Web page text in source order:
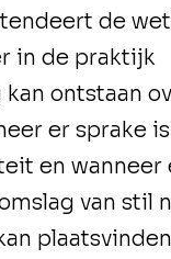
de
in de praktijk
ontstaan
er sprake
en wanneer
van stil